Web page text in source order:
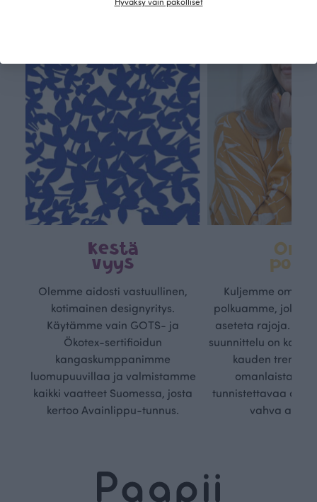
Kestä
vyys
Olemme aidosti vastuullinen,
kotimainen designyritys.
Käytämme vain GOTS- ja
Ökotex-sertifioidun
kangaskumppanimme
luomupuuvillaa ja valmistamme
kaikki vaatteet Suomessa, josta
kertoo Avainlippu-tunnus.
Oma
Kuljemme omaa,
polkuamme, jolla
aseteta rajoja.
suunnittelu on
kauden
omanlaista,
tunnistettavaa
vahva